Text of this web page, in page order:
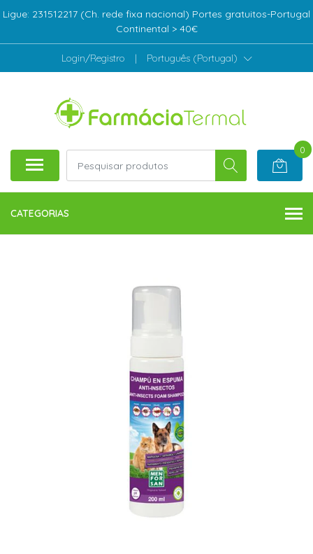
Ligue: 231512217 (Ch. rede fixa nacional) Portes gratuitos-Portugal
Continental > 40€
Login/Registro | Português (Portugal)
0
CATEGORIAS